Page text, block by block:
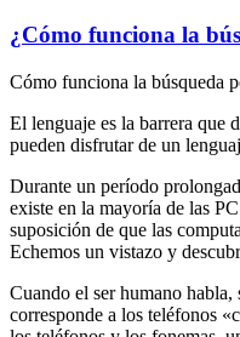
¿Cómo funciona la
Cómo funciona la búsqueda
El lenguaje es la barrera que
pueden disfrutar de un
Durante un período
existe en la mayoría de las
suposición de que las
Echemos un vistazo y
Cuando el ser humano habla,
corresponde a los teléfonos